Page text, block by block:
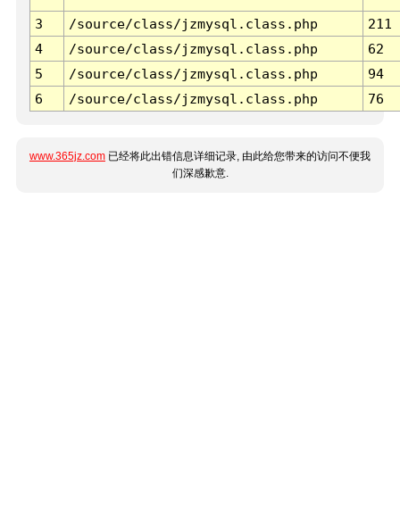
3 /source/class/jzmysql.class.php
211
4
/source/class/jzmysql.class.php
62
5
/source/class/jzmysql.class.php
94
6
/source/class/jzmysql.class.php 76
www.365jz.com 已经将此出错信息详细记录, 由此给您带来的访问不便我
们深感歉意.